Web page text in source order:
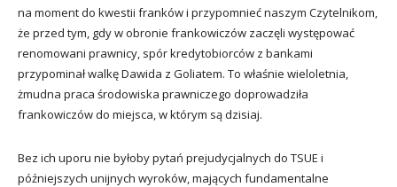
na moment do kwestii franków i przypomnieć naszym Czytelnikom,
że przed tym, gdy w obronie frankowiczów zaczęli występować
renomowani prawnicy, spór kredytobiorców z bankami
przypominał walkę Dawida z Goliatem. To właśnie wieloletnia,
żmudna praca środowiska prawniczego doprowadziła
frankowiczów do miejsca, w którym są dzisiaj.
Bez ich uporu nie byłoby pytań prejudycjalnych do TSUE i
późniejszych unijnych wyroków, mających fundamentalne